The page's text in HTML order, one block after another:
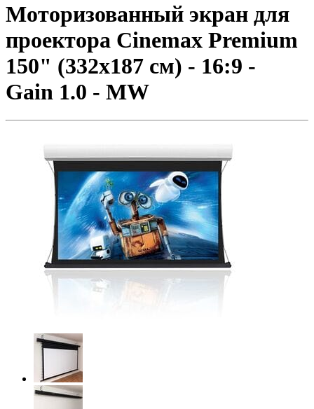
Моторизованный экран для
проектора Cinemax Premium
150" (332x187 см) - 16:9 -
Gain 1.0 - MW